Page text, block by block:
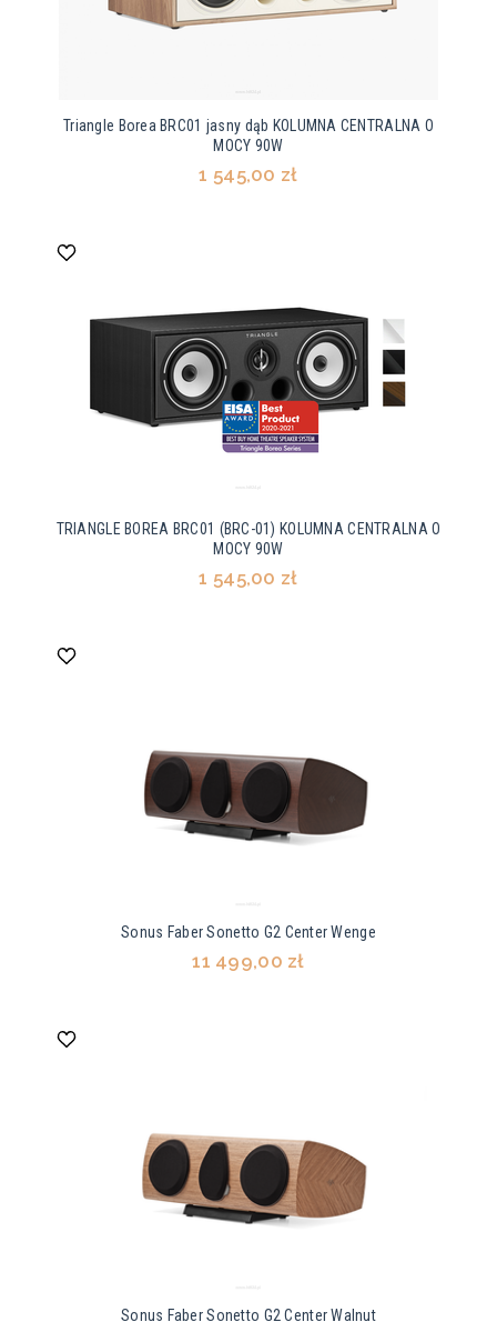
Triangle Borea BRC01 jasny dąb KOLUMNA CENTRALNA O
MOCY 90W
1 545,00 zł
TRIANGLE BOREA BRC01 (BRC-01) KOLUMNA CENTRALNA O
MOCY 90W
1 545,00 zł
Sonus Faber Sonetto G2 Center Wenge
11 499,00 zł
Sonus Faber Sonetto G2 Center Walnut